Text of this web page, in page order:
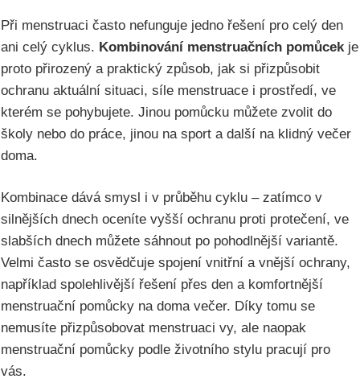
Při menstruaci často nefunguje jedno řešení pro celý den
ani celý cyklus. Kombinování menstruačních pomůcekje
proto přirozený a praktický způsob, jak si přizpůsobit
ochranu aktuální situaci, síle menstruace i prostředí, ve
kterém se pohybujete. Jinou pomůcku můžete zvolit do
školy nebo do práce, jinou na sport a další na klidný večer
doma.
Kombinace dává smysl i v průběhu cyklu – zatímco v
silnějších dnech oceníte vyšší ochranu proti protečení, ve
slabších dnech můžete sáhnout po pohodlnější variantě.
Velmi často se osvědčuje spojení vnitřní a vnější ochrany,
například spolehlivější řešení přes den a komfortnější
menstruační pomůcky na doma večer. Díky tomu se
nemusíte přizpůsobovat menstruaci vy, ale naopak
menstruační pomůcky podle životního stylu pracují pro
vás.